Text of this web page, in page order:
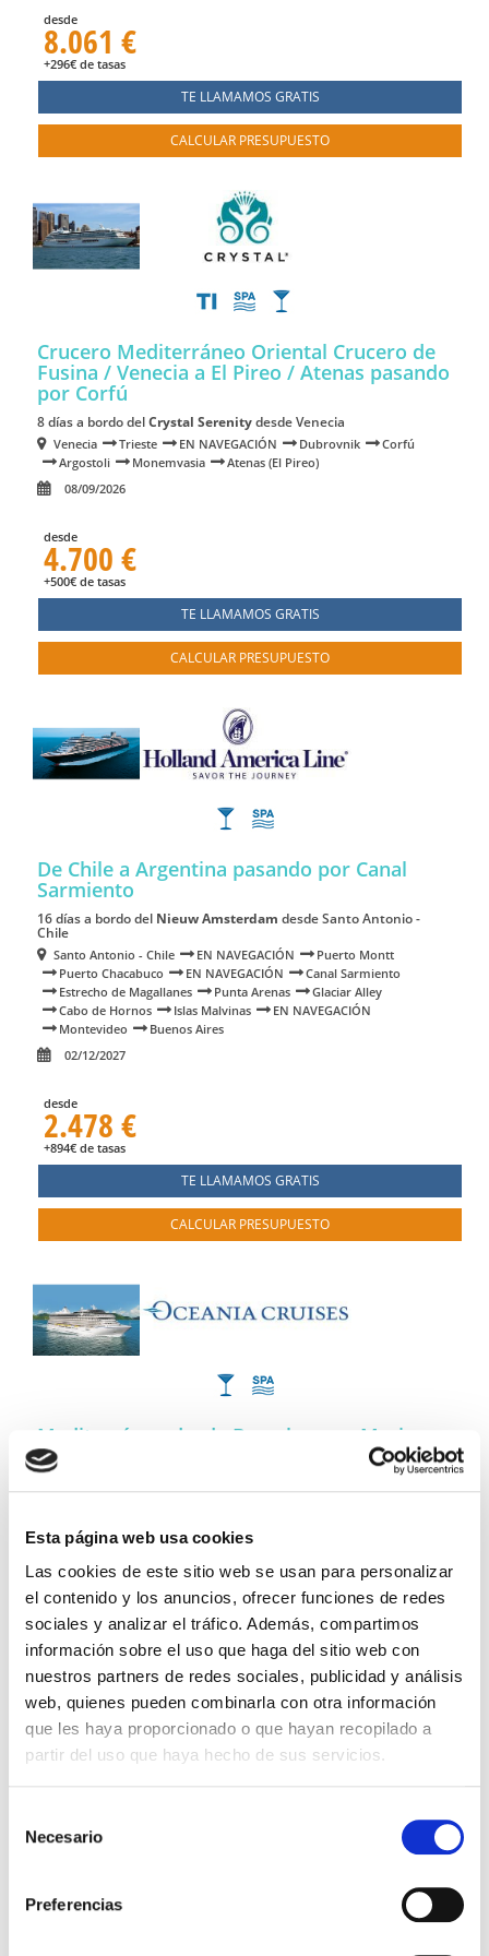
Esta página web usa cookies
Las cookies de este sitio web se usan para personalizar
el contenido y los anuncios, ofrecer funciones de redes
sociales y analizar el tráfico. Además, compartimos
información sobre el uso que haga del sitio web con
nuestros partners de redes sociales, publicidad y análisis
web, quienes pueden combinarla con otra información
que les haya proporcionado o que hayan recopilado a
partir del uso que haya hecho de sus servicios.
Necesario
Preferencias
desde
8.061 €
+296€ de tasas
TE LLAMAMOS GRATIS
CALCULAR PRESUPUESTO
Crucero Mediterráneo Oriental Crucero de
Fusina / Venecia a El Pireo / Atenas pasando
por Corfú
8 días a bordo delCrystal Serenitydesde Venecia
Venecia Trieste EN NAVEGACIÓN Dubrovnik
Corfú
Argostoli
Monemvasia
Atenas (El Pireo)
08/09/2026
desde
4.700 €
+500€ de tasas
TE LLAMAMOS GRATIS
CALCULAR PRESUPUESTO
De Chile a Argentina pasando por Canal
Sarmiento
16 días a bordo del Nieuw Amsterdam desde Santo Antonio -
Chile
Santo Antonio - Chile EN NAVEGACIÓN
Puerto Montt
Puerto Chacabuco
EN NAVEGACIÓN
Canal Sarmiento
Estrecho de Magallanes
Punta Arenas
Glaciar Alley
Cabo de Hornos
Islas Malvinas
EN NAVEGACIÓN
Montevideo
Buenos Aires
02/12/2027
desde
2.478 €
+894€ de tasas
TE LLAMAMOS GRATIS
CALCULAR PRESUPUESTO
Mediterráneo desde Barcelona en Marina
pasando por MALAGA, ESPANA
Puerto Plata
EN NAVEGACIÓN
25/11/2026
desde
1.455 €
TE LLAMAMOS GRATIS
CALCULAR PRESUPUESTO
pasando